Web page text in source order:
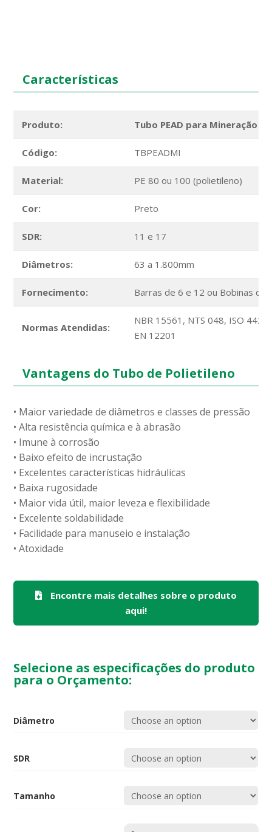
Características
Produto: Tubo PEAD para Mineração
Código: TBPEADMI
Material: PE 80 ou 100 (polietileno)
Cor: Preto
SDR: 11 e 17
Diâmetros: 63 a 1.800mm
Fornecimento: Barras de 6 e 12 ou Bobinas de
Normas Atendidas:
NBR 15561, NTS 048, ISO
EN 12201
Vantagens do Tubo de Polietileno
• Maior variedade de diâmetros e classes de pressão
• Alta resistência química e à abrasão
• Imune à corrosão
• Baixo efeito de incrustação
• Excelentes características hidráulicas
• Baixa rugosidade
• Maior vida útil, maior leveza e flexibilidade
• Excelente soldabilidade
• Facilidade para manuseio e instalação
• Atoxidade
Encontre mais detalhes sobre o produto
aqui!
Selecione as especificações do produto
para o Orçamento:
Diâmetro
SDR
Tamanho